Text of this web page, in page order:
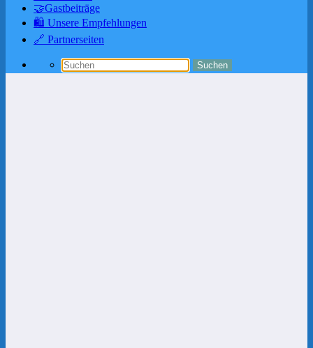
🤝Gastbeiträge
🛍️ Unsere Empfehlungen
🔗 Partnerseiten